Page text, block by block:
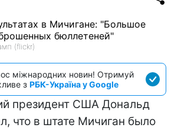
(flickr)
міжнародних новин! Отримуй
з РБК-Україна у Google
президент США Дональд
что в штате Мичиган было